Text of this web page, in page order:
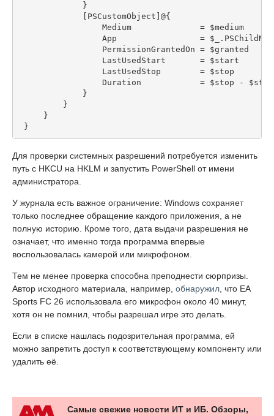
}
[PSCustomObject]@{
Medium              = $medium
App                 =
PermissionGrantedOn = $granted
LastUsedStart       = $start
LastUsedStop        = $stop
Duration            = $stop -
}
}
}
}
Для проверки системных разрешений потребуется изменить
путь с HKCU на HKLM и запустить PowerShell от имени
администратора.
У журнала есть важное ограничение: Windows сохраняет
только последнее обращение каждого приложения, а не
полную историю. Кроме того, дата выдачи разрешения не
означает, что именно тогда программа впервые
воспользовалась камерой или микрофоном.
Тем не менее проверка способна преподнести сюрпризы.
Автор исходного материала, например, обнаружил , что EA
Sports FC 26 использовала его микрофон около 40 минут,
хотя он не помнил, чтобы разрешал игре это делать.
Если в списке нашлась подозрительная программа, ей
можно запретить доступ к соответствующему компоненту или
удалить её.
Самые свежие новости ИТ и ИБ. Обзоры,